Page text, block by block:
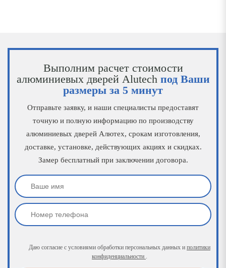
Выполним расчет стоимости
алюминиевых дверей Alutech под Ваши
размеры за 5 минут
Отправьте заявку, и наши специалисты предоставят
точную и полную информацию по производству
алюминиевых дверей Алютех, срокам изготовления,
доставке, установке, действующих акциях и скидках.
Замер бесплатный при заключении договора.
Даю согласие с условиями обработки персональных данных и политики
конфиденциальности .